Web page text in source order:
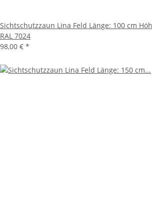
Sichtschutzzaun Lina Feld Länge: 100 cm
RAL 7024
98,00 € *